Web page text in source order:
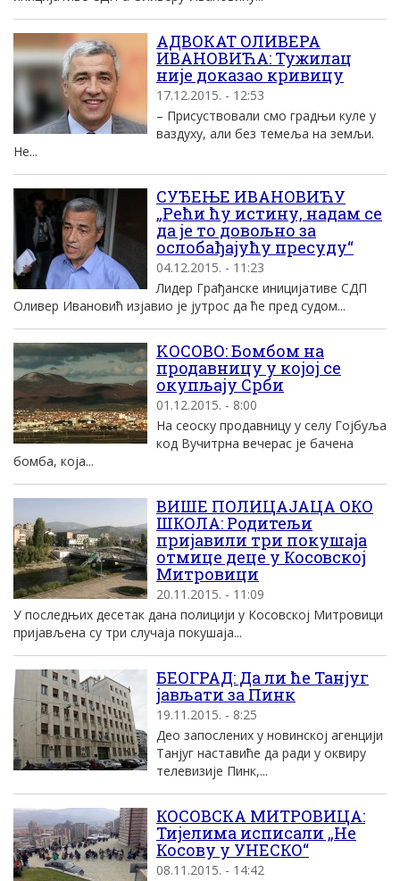
АДВОКАТ ОЛИВЕРА
ИВАНОВИЋА: Тужилац
није доказао кривицу
17.12.2015. - 12:53
– Присуствовали смо градњи куле у
ваздуху, али без темеља на земљи.
Не...
СУЂЕЊЕ ИВАНОВИЋУ
„Рећи ћу истину, надам се
да је то довољно за
ослобађајућу пресуду“
04.12.2015. - 11:23
Лидер Грађанске иницијативе СДП
Оливер Ивановић изјавио је јутрос да ће пред судом...
KОСОВО: Бомбом на
продавницу у коjоj се
окупљаjу Срби
01.12.2015. - 8:00
На сеоску продавницу у селу Гоjбуља
код Вучитрна вечерас jе бачена
бомба, коjа...
ВИШЕ ПОЛИЦАЈАЦА ОКО
ШКОЛА: Родитељи
пријавили три покушаја
отмице деце у Косoвској
Митровици
20.11.2015. - 11:09
У последњих десетак дана полицији у Косовској Митровици
пријављена су три случаја покушаја...
БЕОГРАД: Да ли ће Танјуг
јављати за Пинк
19.11.2015. - 8:25
Део запослених у новинској агенцији
Танјуг наставиће да ради у оквиру
телевизије Пинк,...
КОСОВСКА МИТРОВИЦА:
Тијелима исписали „Не
Косову у УНЕСКО“
08.11.2015. - 14:42